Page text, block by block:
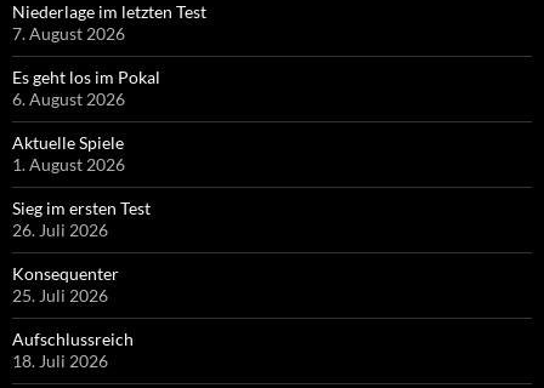
Niederlage im letzten Test
7. August 2026
Es geht los im Pokal
6. August 2026
Aktuelle Spiele
1. August 2026
Sieg im ersten Test
26. Juli 2026
Konsequenter
25. Juli 2026
Aufschlussreich
18. Juli 2026